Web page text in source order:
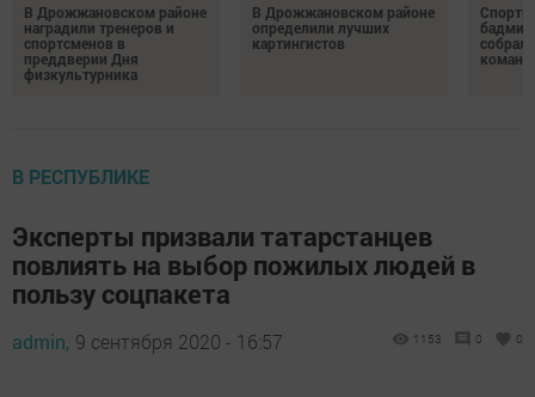
В Дрожжановском районе
наградили тренеров и
спортсменов в
преддверии Дня
физкультурника
В Дрожжановском районе
определили лучших
картингистов
В РЕСПУБЛИКЕ
Эксперты призвали татарстанцев
повлиять на выбор пожилых людей в
пользу соцпакета
admin, 9 сентября 2020 - 16:57 1153 0 0